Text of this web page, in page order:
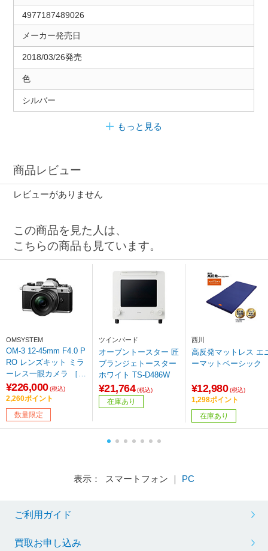
4977187489026
メーカー発売日
2018/03/26発売
色
シルバー
もっと見る
商品レビュー
レビューがありません
この商品を見た人は、
こちらの商品も見ています。
OMSYSTEM
OM-3 12-45mm F4.0 P
RO レンズキット ミラ
ーレス一眼カメラ ［ズ
ームレンズ］
¥226,000 (税込)
2,260ポイント
数量限定
ツインバード
オーブントースター 匠
ブランジェトースター
ホワイト TS-D486W
¥21,764 (税込)
在庫あり
西川
高反発マットレス エ
ーマットベーシック
¥12,980 (税込)
1,298ポイント
在庫あり
表示： スマートフォン ｜ PC
ご利用ガイド
買取お申し込み